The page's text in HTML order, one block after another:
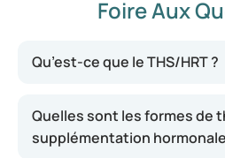
Foire Aux
Qu’est-ce que le THS/HRT ?
Quelles sont les formes de
supplémentation